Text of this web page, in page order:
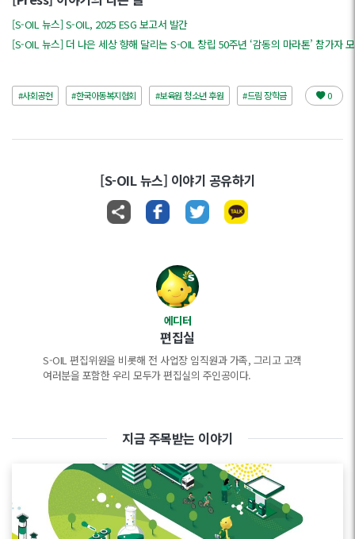
[S-OIL 뉴스] S-OIL, 2025 ESG 보고서 발간
[S-OIL 뉴스] 더 나은 세상 향해 달리는 S-OIL 창립 50주년 ‘감동의 마라톤’ 참가자
#사회공헌 #한국아동복지협회 #보육원 청소년 후원 #드림 장학금 0
[S-OIL 뉴스] 이야기 공유하기
에디터
편집실
S-OIL 편집위원을 비롯해 전 사업장 임직원과 가족, 그리고 고객
여러분을 포함한 우리 모두가 편집실의 주인공이다.
지금 주목받는 이야기